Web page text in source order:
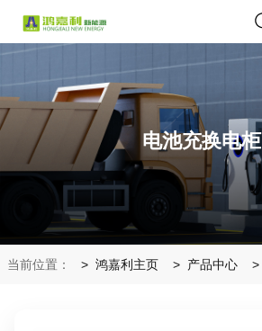
电池充换电柜
当前位置： 鸿嘉利主页 产品中心